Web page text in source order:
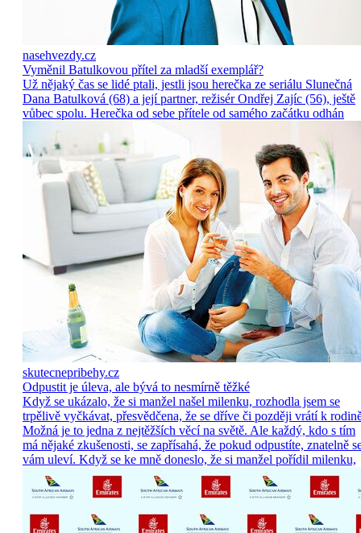
nasehvezdy.cz
Vyměnil Batulkovou přítel za mladší exemplář?
Už nějaký čas se lidé ptali, jestli jsou herečka ze seriálu Slunečná
Dana Batulková (68) a její partner, režisér Ondřej Zajíc (56), ještě
vůbec spolu. Herečka od sebe přítele od samého začátku odhán
skutecnepribehy.cz
Odpustit je úleva, ale bývá to nesmírně těžké
Když se ukázalo, že si manžel našel milenku, rozhodla jsem se
trpělivě vyčkávat, přesvědčena, že se dříve či později vrátí k
Možná je to jedna z nejtěžších věcí na světě. Ale každý, kdo s tím
má nějaké zkušenosti, se zapřísahá, že pokud odpustíte, znatelně
vám uleví. Když se ke mně doneslo, že si manžel pořídil milenku,